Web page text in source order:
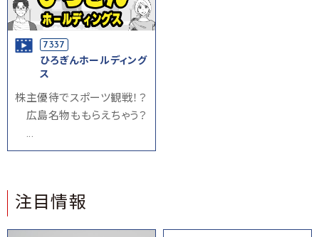
7337
ひろぎんホールディング
ス
株主優待でスポーツ観戦！？
広島名物ももらえちゃう？
...
注目情報